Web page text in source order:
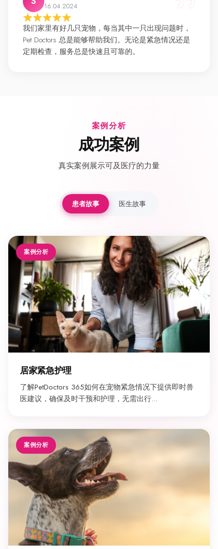
16.04.2024
我们家里有好几只宠物，每当其中一只出现问题时，
Pet Doctors 总是能够帮助我们。无论是紧急情况还是
定期检查，服务总是快速且可靠的。
案例分析
成功案例
真实案例展示可及医疗的力量
患者故事 医生故事
案例分析
居家紧急护理
了解PetDoctors 365如何在宠物紧急情况下提供即时兽
医建议，确保及时干预和护理，无需出行...
案例分析